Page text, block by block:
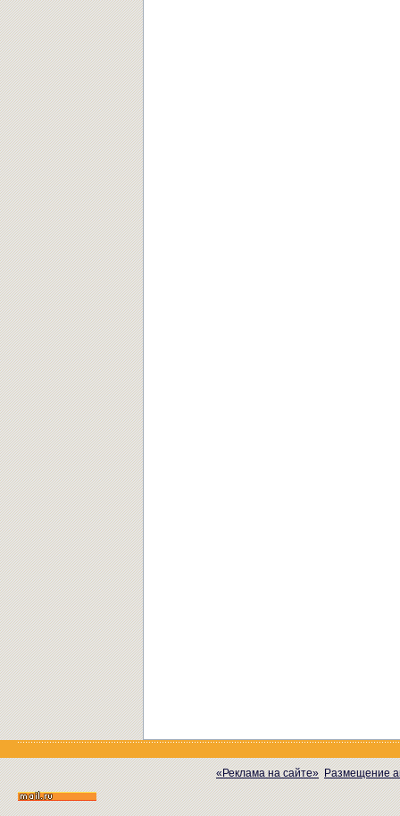
«Реклама на сайте» Размещение